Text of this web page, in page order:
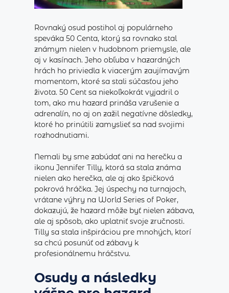
Rovnaký osud postihol aj populárneho
speváka 50 Centa, ktorý sa rovnako stal
známym nielen v hudobnom priemysle, ale
aj v kasínach. Jeho obľuba v hazardných
hrách ho priviedla k viacerým zaujímavým
momentom, ktoré sa stali súčasťou jeho
života. 50 Cent sa niekoľkokrát vyjadril o
tom, ako mu hazard prináša vzrušenie a
adrenalín, no aj on zažil negatívne dôsledky,
ktoré ho prinútili zamyslieť sa nad svojimi
rozhodnutiami.
Nemali by sme zabúdať ani na herečku a
ikonu Jennifer Tilly, ktorá sa stala známa
nielen ako herečka, ale aj ako špičková
pokrová hráčka. Jej úspechy na turnajoch,
vrátane výhry na World Series of Poker,
dokazujú, že hazard môže byť nielen zábava,
ale aj spôsob, ako uplatniť svoje zručnosti.
Tilly sa stala inšpiráciou pre mnohých, ktorí
sa chcú posunúť od zábavy k
profesionálnemu hráčstvu.
Osudy a následky